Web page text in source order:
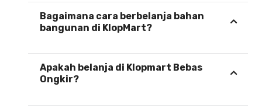
Bagaimana cara berbelanja bahan
bangunan di KlopMart?
Apakah belanja di Klopmart Bebas
Ongkir?